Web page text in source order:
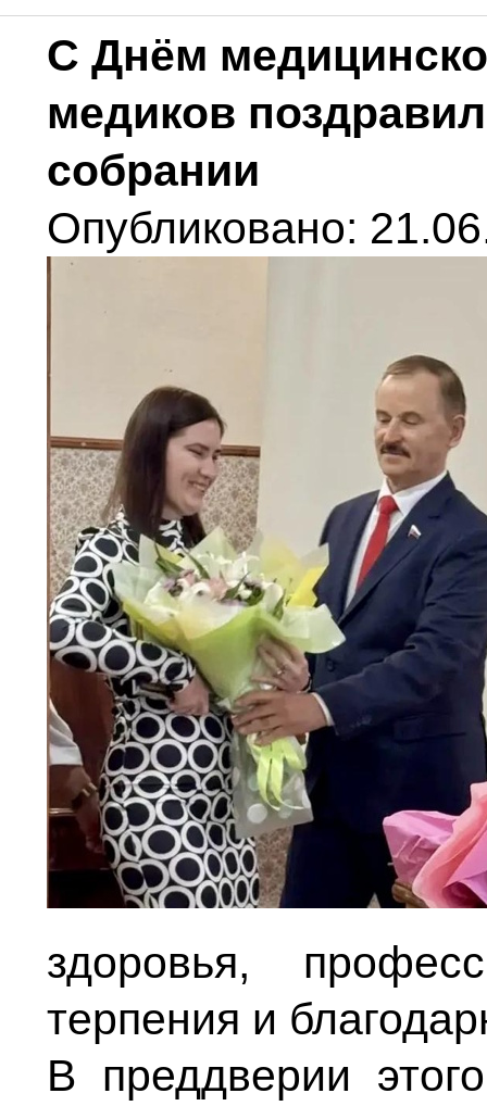
С Днём
медиков
собрании
Опубликовано:
здоровья,
терпения и
В преддверии